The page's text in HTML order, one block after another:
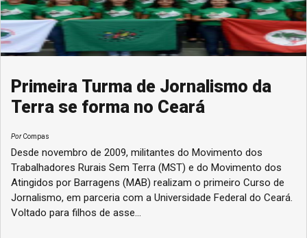
Primeira Turma de Jornalismo da
Terra se forma no Ceará
PorCompas
Desde novembro de 2009, militantes do Movimento dos
Trabalhadores Rurais Sem Terra (MST) e do Movimento dos
Atingidos por Barragens (MAB) realizam o primeiro Curso de
Jornalismo, em parceria com a Universidade Federal do Ceará.
Voltado para filhos de asse...